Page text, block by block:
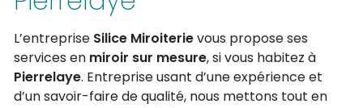
L’entreprise Silice Miroiterievous propose ses
services en miroir sur mesure, si vous habitez à
Pierrelaye. Entreprise usant d’une expérience et
d’un savoir-faire de qualité, nous mettons tout en